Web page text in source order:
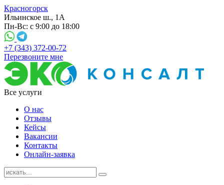
Красногорск
Ильинское ш., 1А
Пн-Вс: с 9:00 до 18:00
+7 (343) 372-00-72
Перезвоните мне
Все услуги
О нас
Отзывы
Кейсы
Вакансии
Контакты
Онлайн-заявка